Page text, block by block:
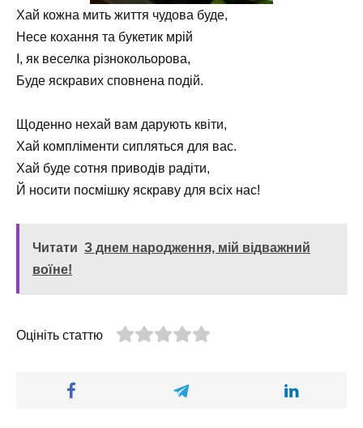
Хай кожна мить життя чудова буде,
Несе кохання та букетик мрій
І, як веселка різнокольорова,
Буде яскравих сповнена подій.
Щоденно нехай вам дарують квіти,
Хай компліменти сипляться для вас.
Хай буде сотня приводів радіти,
Й носити посмішку яскраву для всіх нас!
Читати З днем народження, мій відважний
воїне!
Оцініть статтю